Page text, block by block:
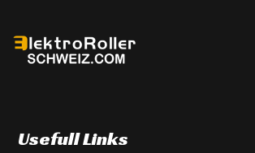
Usefull Links